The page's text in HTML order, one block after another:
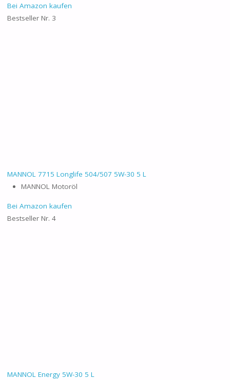
Bei Amazon kaufen
Bestseller Nr. 3
MANNOL 7715 Longlife 504/507 5W-30 5 L
MANNOL Motoröl
Bei Amazon kaufen
Bestseller Nr. 4
MANNOL Energy 5W-30 5 L